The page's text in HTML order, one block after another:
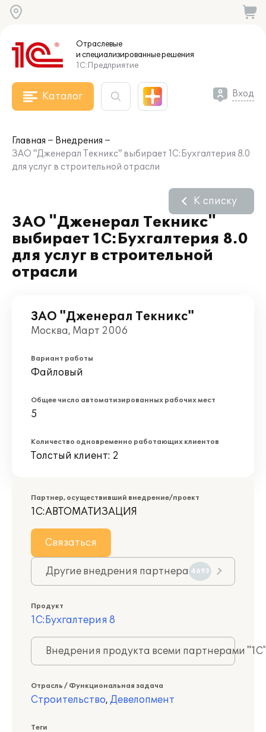
Отраслевые
и специализированныерешения
1С:Предприятие
Каталог Вход
Главная
Внедрения
ЗАО "Дженерал Текникс" выбирает 1С:Бухгалтерия 8.0
для услуг в строительной отрасли
ЗАО "Дженерал Текникс"
выбирает 1С:Бухгалтерия 8.0
для услуг в строительной
отрасли
К списку
ЗАО "Дженерал Текникс"
Москва, Март 2006
Вариант работы
Файловый
Общее число автоматизированных рабочих мест
5
Количество одновременно работающих клиентов
Толстый клиент: 2
Партнер, осуществивший внедрение/проект
1С:АВТОМАТИЗАЦИЯ
Связаться
Другие внедрения партнера 4693
Продукт
1С:Бухгалтерия 8
Внедрения продукта всеми партнерами
Отрасль / Функциональная задача
Строительство, Девелопмент
Теги